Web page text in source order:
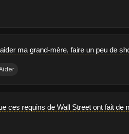
ma grand-mère, faire un peu de
ces requins de Wall Street ont fait